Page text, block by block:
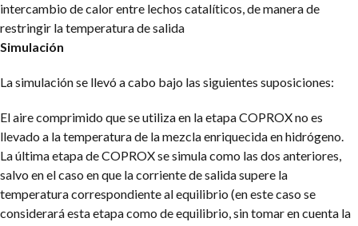
intercambio de calor entre lechos catalíticos, de manera de
restringir la temperatura de salida
Simulación
La simulación se llevó a cabo bajo las siguientes suposiciones:
El aire comprimido que se utiliza en la etapa COPROX no es
llevado a la temperatura de la mezcla enriquecida en hidrógeno.
La última etapa de COPROX se simula como las dos anteriores,
salvo en el caso en que la corriente de salida supere la
temperatura correspondiente al equilibrio (en este caso se
considerará esta etapa como de equilibrio, sin tomar en cuenta la